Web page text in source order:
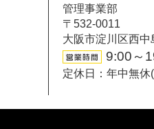
管理事業部
〒532-0011
大阪市淀川区西
9:00～
定休日：年中無休